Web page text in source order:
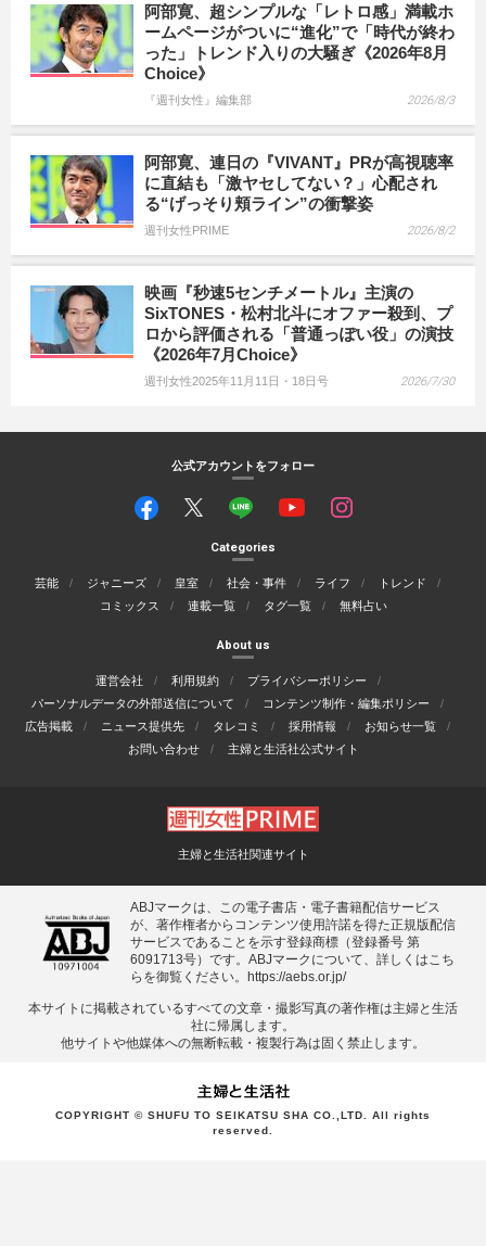
阿部寛、超シンプルな「レトロ感」満載ホ
ームページがついに“進化”で「時代が終わ
った」トレンド入りの大騒ぎ《2026年8月
Choice》
『週刊女性』編集部 2026/8/3
阿部寛、連日の『VIVANT』PRが高視聴率
に直結も「激ヤセしてない？」心配され
る“げっそり頬ライン”の衝撃姿
週刊女性PRIME 2026/8/2
映画『秒速5センチメートル』主演の
SixTONES・松村北斗にオファー殺到、プ
ロから評価される「普通っぽい役」の演技
《2026年7月Choice》
週刊女性2025年11月11日・18日号 2026/7/30
公式アカウントをフォロー
Categories
芸能 ジャニーズ 皇室 社会・事件 ライフ
トレンド
コミックス
連載一覧 タグ一覧 無料占い
About us
運営会社 利用規約
プライバシーポリシー
パーソナルデータの外部送信について
コンテンツ制作・編集ポリシー
広告掲載
ニュース提供先 タレコミ 採用情報
お知らせ一覧
お問い合わせ
主婦と生活社公式サイト
主婦と生活社関連サイト
ABJマークは、この電子書店・電子書籍配信サービス
が、著作権者からコンテンツ使用許諾を得た正規版配信
サービスであることを示す登録商標（登録番号 第
6091713号）です。ABJマークについて、詳しくはこち
らを御覧ください。
https://aebs.or.jp/
本サイトに掲載されているすべての⽂章・撮影写真の著作権は主婦と⽣活
社に帰属します。
他サイトや他媒体への無断転載・複製⾏為は固く禁⽌します。
COPYRIGHT © SHUFU TO SEIKATSU SHA CO.,LTD. All rights
reserved.